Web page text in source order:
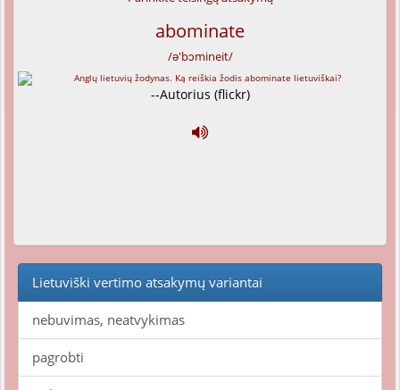
abominate
/ə'bɔmineit/
--Autorius (flickr)
Lietuviški vertimo atsakymų variantai
nebuvimas, neatvykimas
pagrobti